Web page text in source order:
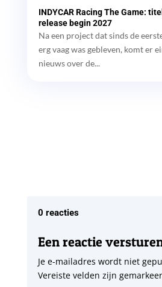
INDYCAR Racing The Game:
release begin 2027
Na een project dat sinds de
erg vaag was gebleven, komt er
nieuws over de...
0 reacties
Een reactie
Je e-mailadres wordt niet
Vereiste velden zijn